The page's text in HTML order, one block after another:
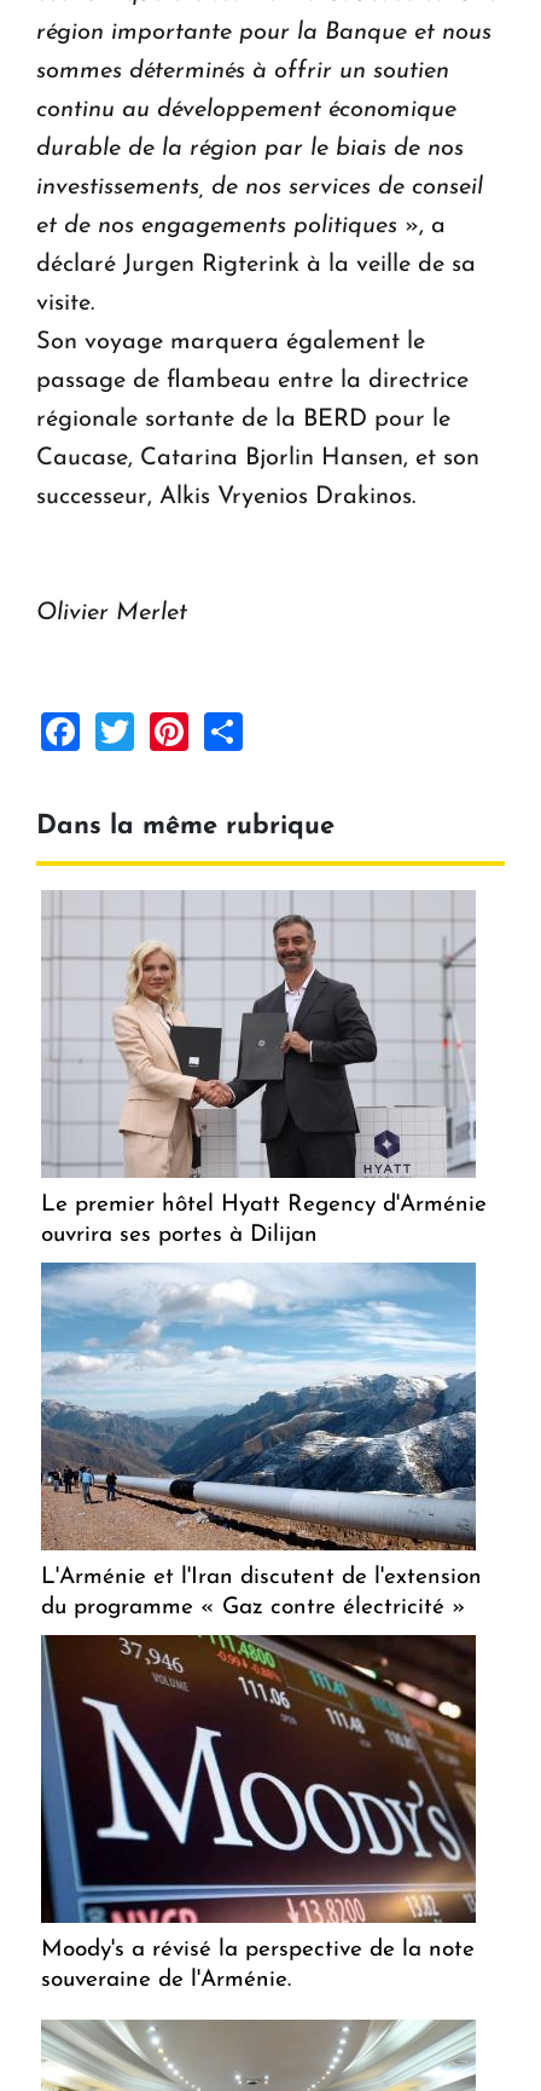
région importante pour la Banque et nous
sommes déterminés à offrir un soutien
continu au développement économique
durable de la région par le biais de nos
investissements, de nos services de conseil
et de nos engagements politiques », a
déclaré Jurgen Rigterink à la veille de sa
visite.
Son voyage marquera également le
passage de flambeau entre la directrice
régionale sortante de la BERD pour le
Caucase, Catarina Bjorlin Hansen, et son
successeur, Alkis Vryenios Drakinos.
Olivier Merlet
Facebook
TwitterPinterest
Dans la même rubrique
Le premier hôtel Hyatt Regency d'Arménie
ouvrira ses portes à Dilijan
L'Arménie et l'Iran discutent de l'extension
du programme « Gaz contre électricité »
Moody's a révisé la perspective de la note
souveraine de l'Arménie.